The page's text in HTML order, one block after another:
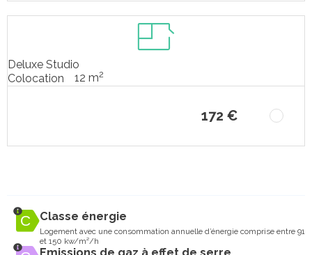
Deluxe Studio
Colocation
12 m2
172 €
Classe énergie
Logement avec une consommation annuelle d’énergie comprise entre 91
et 150 kw/m²/h
Emissions de gaz à effet de serre